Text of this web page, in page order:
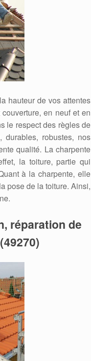
hauteur de vos attentes
en neuf et en
le respect des règles de
robustes, nos
qualité. La charpente
la toiture, partie qui
à la charpente, elle
pose de la toiture. Ainsi,
réparation de